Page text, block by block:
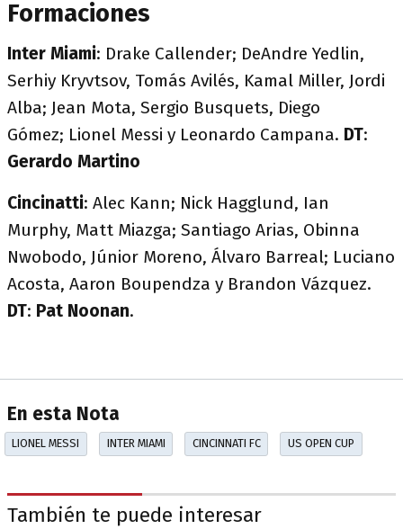
Formaciones
Inter Miami: Drake Callender; DeAndre Yedlin,
Serhiy Kryvtsov, Tomás Avilés, Kamal Miller, Jordi
Alba; Jean Mota, Sergio Busquets, Diego
Gómez; Lionel Messi y Leonardo Campana. DT:
Gerardo Martino
Cincinatti: Alec Kann; Nick Hagglund, Ian
Murphy, Matt Miazga; Santiago Arias, Obinna
Nwobodo, Júnior Moreno, Álvaro Barreal; Luciano
Acosta, Aaron Boupendza y Brandon Vázquez.
DT: Pat Noonan.
En esta Nota
LIONEL MESSI INTER MIAMI CINCINNATI FC US OPEN CUP
También te puede interesar